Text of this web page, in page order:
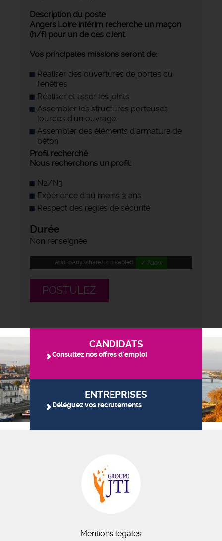
Description du poste
Angers Loire intérim recherche un maçon
(h/f) pour un de ces client.
Vos principales missions seront de:
Réaliser des ouvertures de portes ou
fenêtres
Réaliser et lisser les joints
Assembler les structures porteuses
lourdes d'un ouvrage
Assembler des éléments d'armature de
béton
Profil recherché
Nous recherchons un profil:
N2/N3
Expérience d'au moins 3 ans
Respect des règles de sécurité
Durée
Non renseignée
AddToAny (share) is disabled. ✓ Allow
POSTULEZ
CANDIDATS
Consultez nos offres d'emploi
ENTREPRISES
Déléguez vos recrutements
Mentions légales